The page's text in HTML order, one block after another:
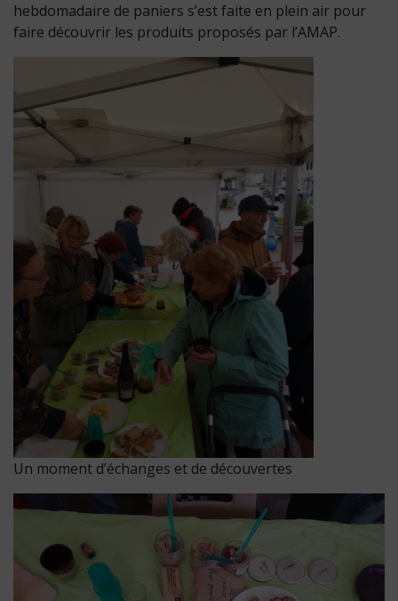
hebdomadaire de paniers s’est faite en plein air pour
faire découvrir les produits proposés par l’AMAP.
Un moment d’échanges et de découvertes